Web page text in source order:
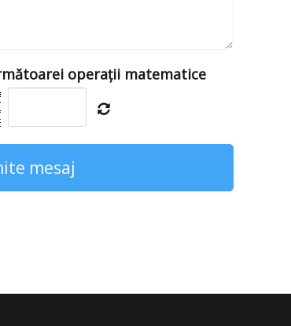
operații matematice
mesaj